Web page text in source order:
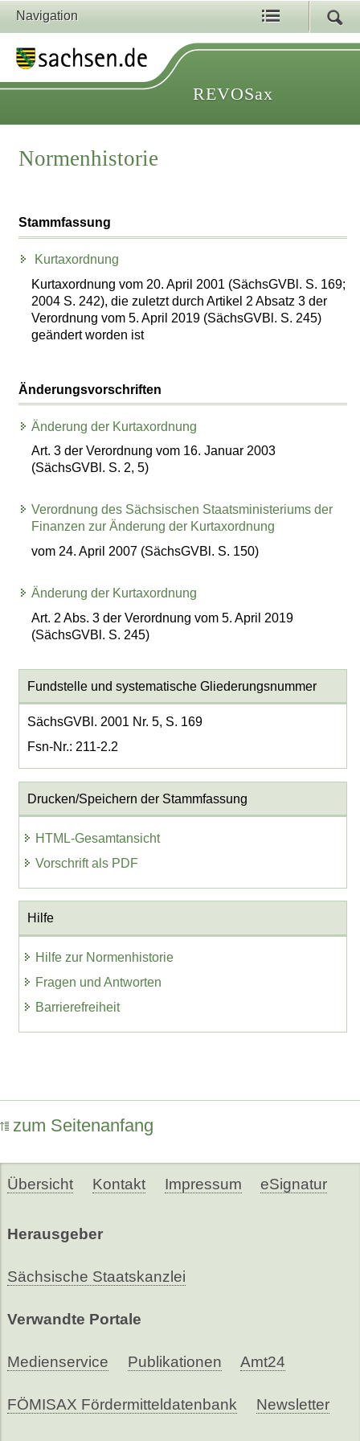
Navigation
REVOSax
Normenhistorie
Stammfassung
Kurtaxordnung
Kurtaxordnung vom 20. April 2001 (SächsGVBl. S. 169;
2004 S. 242), die zuletzt durch Artikel 2 Absatz 3 der
Verordnung vom 5. April 2019 (SächsGVBl. S. 245)
geändert worden ist
Änderungsvorschriften
Änderung der Kurtaxordnung
Art. 3 der Verordnung vom 16. Januar 2003
(SächsGVBl. S. 2, 5)
Verordnung des Sächsischen Staatsministeriums der
Finanzen zur Änderung der Kurtaxordnung
vom 24. April 2007 (SächsGVBl. S. 150)
Änderung der Kurtaxordnung
Art. 2 Abs. 3 der Verordnung vom 5. April 2019
(SächsGVBl. S. 245)
Fundstelle und systematische Gliederungsnummer
SächsGVBl. 2001 Nr. 5, S. 169
Fsn-Nr.: 211-2.2
Drucken/Speichern der Stammfassung
HTML-Gesamtansicht
Vorschrift als PDF
Hilfe
Hilfe zur Normenhistorie
Fragen und Antworten
Barrierefreiheit
zum Seitenanfang
Übersicht Kontakt Impressum eSignatur
Herausgeber
Sächsische Staatskanzlei
Verwandte Portale
Medienservice Publikationen Amt24
FÖMISAX Fördermitteldatenbank Newsletter